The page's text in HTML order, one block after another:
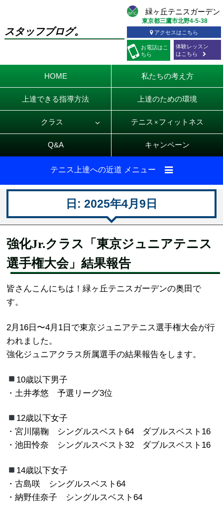
スタッフブログ。
お電話はこ
ちら
東京都三鷹市北野4-5-38
アクセスはこちら
体験レッスン
はこちら
HOME 私たちの考え方
上達できる指導方法 上達のための環境
クラス テニス × フィットネス
Q&A キャンペーン
テニス上達への近道 メニュー
日: 2025年4月9日
強化Jr.クラス「東京ジュニアテニス
選手権大会」結果報告
皆さんこんにちは！緑ヶ丘テニスガーデンの奥田で
す。
2月16日〜4月1日で東京ジュニアテニス選手権大会が行
われました。
強化ジュニアクラス所属選手の結果報告をします。
10歳以下男子
・土井孝悠 予選リーグ3位
12歳以下女子
・宮川陽鞠 シングルスベスト64 ダブルスベスト16
・池田怜奈 シングルスベスト32 ダブルスベスト16
14歳以下女子
・古島咲 シングルスベスト64
・納野佳奈子 シングルスベスト64